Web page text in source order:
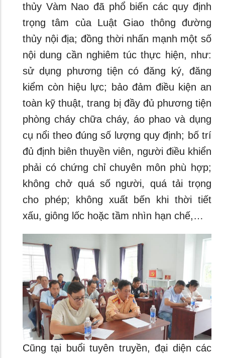
thủy Vàm Nao đã phổ biến các quy định
trọng tâm của Luật Giao thông đường
thủy nội địa; đồng thời nhấn mạnh một số
nội dung cần nghiêm túc thực hiện, như:
sử dụng phương tiện có đăng ký, đăng
kiểm còn hiệu lực; bảo đảm điều kiện an
toàn kỹ thuật, trang bị đầy đủ phương tiện
phòng cháy chữa cháy, áo phao và dụng
cụ nổi theo đúng số lượng quy định; bố trí
đủ định biên thuyền viên, người điều khiển
phải có chứng chỉ chuyên môn phù hợp;
không chở quá số người, quá tải trọng
cho phép; không xuất bến khi thời tiết
xấu, giông lốc hoặc tầm nhìn hạn chế,…
Cũng tại buổi tuyên truyền, đại diện các